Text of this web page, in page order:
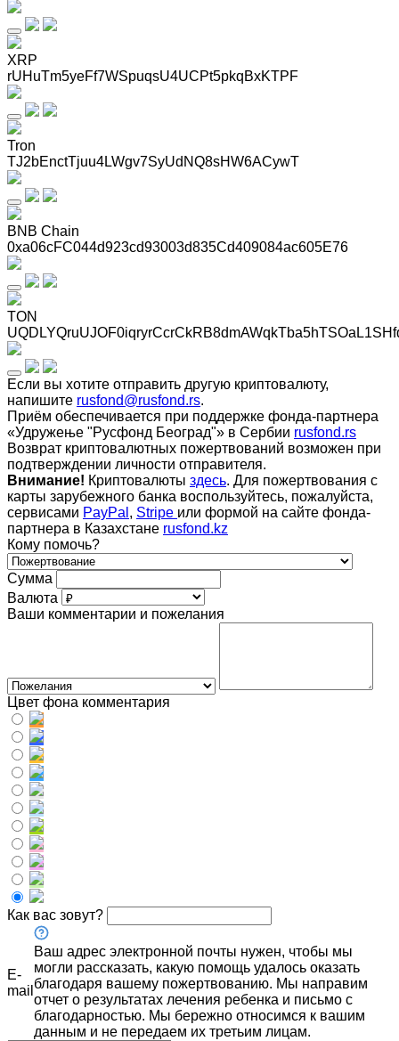
XRP
rUHuTm5yeFf7WSpuqsU4UCPt5pkqBxKTPF
Tron
TJ2bEnctTjuu4LWgv7SyUdNQ8sHW6ACywT
BNB Chain
0xa06cFC044d923cd93003d835Cd409084ac605E76
TON
Если вы хотите отправить другую криптовалюту,
напишите rusfond@rusfond.rs.
Приём обеспечивается при поддержке фонда-партнера
«Удружење "Русфонд Београд"» в Сербии rusfond.rs
Возврат криптовалютных пожертвований возможен при
подтверждении личности отправителя.
Внимание! Криптовалюты здесь. Для пожертвования с
карты зарубежного банка воспользуйтесь, пожалуйста,
сервисами PayPal , Stripe или формой на сайте фонда-
партнера в Казахстане rusfond.kz
Кому помочь?
Сумма
Валюта
Ваши комментарии и пожелания
Цвет фона комментария
Как вас зовут?
E-
mail
Ваш адрес электронной почты нужен, чтобы мы
могли рассказать, какую помощь удалось оказать
благодаря вашему пожертвованию. Мы направим
отчет о результатах лечения ребенка и письмо с
благодарностью. Мы бережно относимся к вашим
данным и не передаем их третьим лицам.